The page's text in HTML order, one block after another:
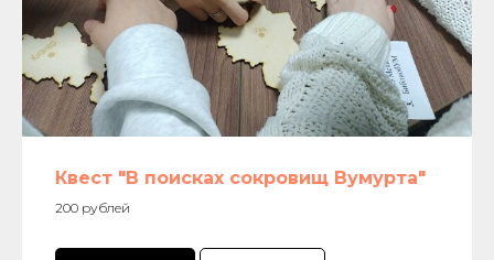
Квест "В поисках сокровищ Вумурта"
200 рублей